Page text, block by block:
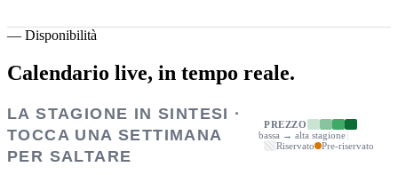
— Disponibilità
Calendario live, in tempo reale.
LA STAGIONE IN SINTESI ·
TOCCA UNA SETTIMANA
PER SALTARE
PREZZO
bassa → alta stagione
Riservato
Pre-riservato